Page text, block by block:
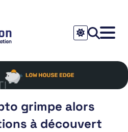
grimpe alors
à découvert